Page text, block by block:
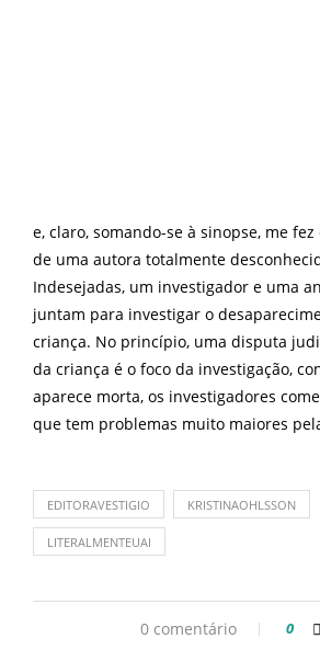
e, claro, somando-se à sinopse, me
de uma autora totalmente
Indesejadas, um investigador e uma
juntam para investigar o
criança. No princípio, uma disputa
da criança é o foco da investigação,
aparece morta, os investigadores
que tem problemas muito maiores
EDITORAVESTIGIO KRISTINAOHLSSON
LITERALMENTEUAI
0 comentário 0